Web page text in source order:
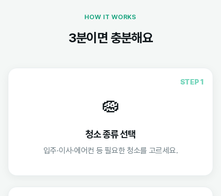
HOW IT WORKS
3분이면 충분해요
STEP 1
🧽
청소 종류 선택
입주·이사·에어컨 등 필요한 청소를 고르세요.